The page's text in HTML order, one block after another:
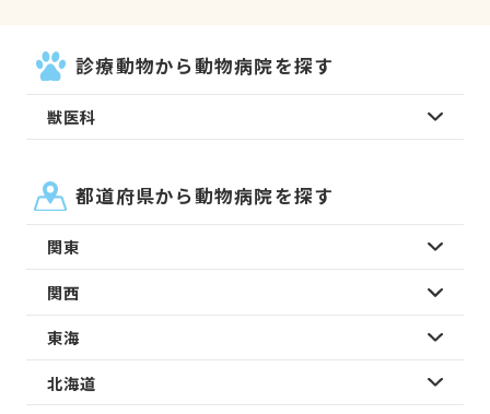
診療動物から動物病院を探す
獣医科
都道府県から動物病院を探す
関東
関西
東海
北海道